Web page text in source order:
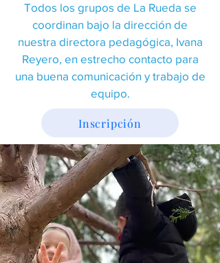
Todos los grupos de La Rueda se
coordinan bajo la dirección de
nuestra directora pedagógica, Ivana
Reyero, en estrecho contacto para
una buena comunicación y trabajo de
equipo.
Inscripción